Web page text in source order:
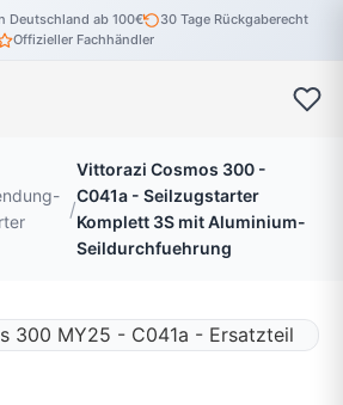
Deutschland ab 100€
30 Tage Rückgaberecht
Offizieller Fachhändler
Vittorazi Cosmos 300 -
C041a - Seilzugstarter
Komplett 3S mit Aluminium-
Seildurchfuehrung